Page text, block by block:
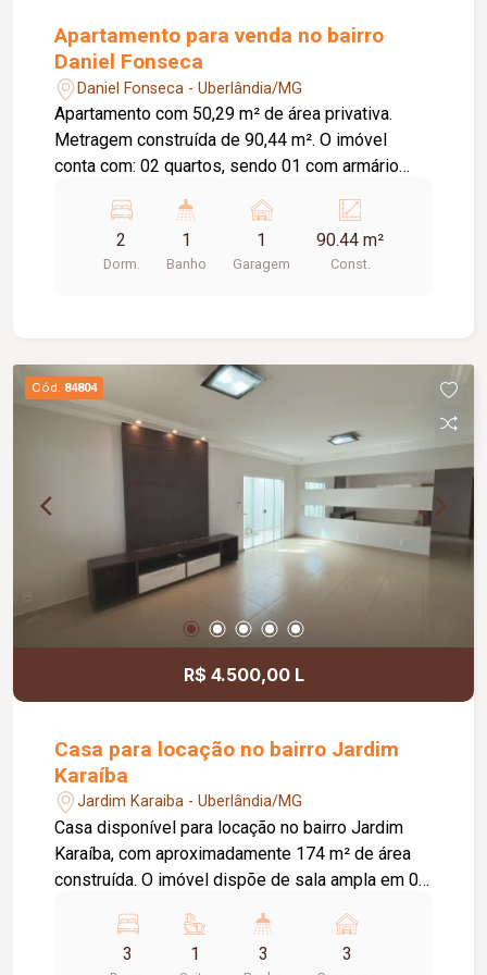
Apartamento para venda no bairro
Daniel Fonseca
Daniel Fonseca - Uberlândia/MG
Apartamento com 50,29 m² de área privativa.
Metragem construída de 90,44 m². O imóvel
conta com: 02 quartos, sendo 01 com armário
ambientes; Banheiro social com armário e box em
blindex; Cozinha com armário; Lavanderia; 01
vaga de garagem coberta; O condomínio oferece:
proporcionando conforto e praticidade para o dia
a dia.
2
Dorm.
1
Banho
1
Garagem
90.44 m²
Const.
Cód. 84804
R$ 4.500,00 L
Casa para locação no bairro Jardim
Karaíba
Jardim Karaiba - Uberlândia/MG
Casa disponível para locação no bairro Jardim
Karaíba, com aproximadamente 174 m² de área
construída. O imóvel dispõe de sala ampla em 02
01 suíte, banheiro social com armário, cozinha
americana planejada com armários, fogão
3 1 3 3